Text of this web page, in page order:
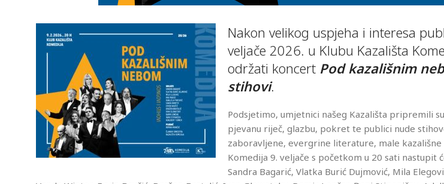
Nakon velikog uspjeha i interesa
veljače 2026. u Klubu Kazališta
održati koncert Pod kazališnim
stihovi.
Podsjetimo, umjetnici našeg Kazališta pripremili
pjevanu riječ, glazbu, pokret te publici nude
zaboravljene, evergrine literature, male kazališne
Komedija 9. veljače s početkom u 20 sati nastupit
Sandra Bagarić, Vlatka Burić Dujmović, Mila